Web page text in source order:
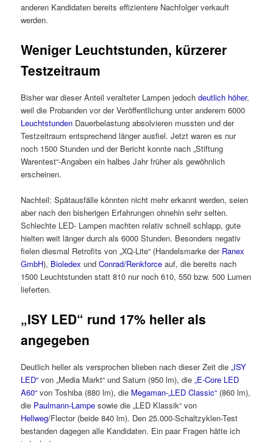
anderen Kandidaten bereits effizientere Nachfolger verkauft
werden.
Weniger Leuchtstunden, kürzerer
Testzeitraum
Bisher war dieser Anteil veralteter Lampen jedochdeutlich höher,
weil die Probanden vor der Veröffentlichung unter anderem 6000
Leuchtstunden Dauerbelastung absolvieren mussten und der
Testzeitraum entsprechend länger ausfiel. Jetzt waren es nur
noch 1500 Stunden und der Bericht konnte nach „Stiftung
Warentest“-Angaben ein halbes Jahr früher als gewöhnlich
erscheinen.
Nachteil: Spätausfälle könnten nicht mehr erkannt werden, seien
aber nach den bisherigen Erfahrungen ohnehin sehr selten.
Schlechte LED- Lampen machten relativ schnell schlapp, gute
hielten weit länger durch als 6000 Stunden. Besonders negativ
fielen diesmal Retrofits von „XQ-Lite“ (Handelsmarke der Ranex
GmbH), Bioledex undConrad/Renkforce auf, die bereits nach
1500 Leuchtstunden statt 810 nur noch 610, 550 bzw. 500 Lumen
lieferten.
„ISY LED“ rund 17% heller als
angegeben
Deutlich heller als versprochen blieben nach dieser Zeit die„ISY
LED“ von „Media Markt“ und Saturn (950 lm), die„E-Core LED
A60“ von Toshiba (880 lm), die Megaman-„LED Classic“ (860 lm),
die Paulmann-Lampe sowie die „LED Klassik“ von
Hellweg/Flector (beide 840 lm). Den 25.000-Schaltzyklen-Test
bestanden dagegen alle Kandidaten. Ein paar Fragen hätte ich